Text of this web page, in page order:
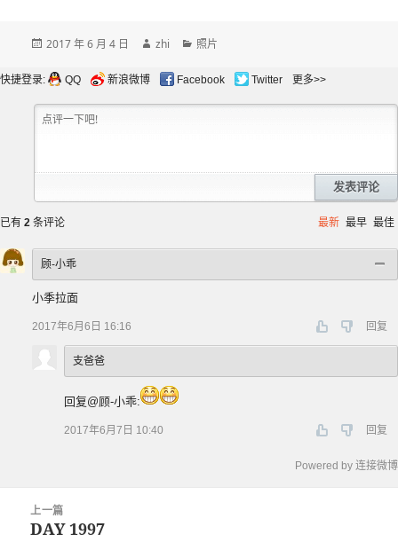
发
于
2017 年 6 月 4 日
作
zhi
分
照片
快捷登录: QQ 新浪微博 Facebook Twitter 更多>>
发表评论
已有 2 条评论 最新 最早 最佳
顾-小乖
小季拉面
2017年6月6日 16:16 回复
支爸爸
回复@顾-小乖:
2017年6月7日 10:40 回复
Powered by 连接微博
上一篇
上
DAY 1997